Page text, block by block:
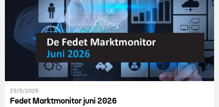
29/6/2026
Fedet Marktmonitor juni 2026